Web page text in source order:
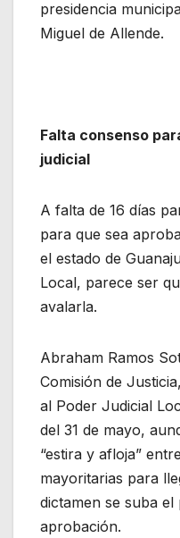
presidencia
Miguel de Allende.
Falta consenso
judicial
A falta de 16 días
para que sea
el estado de
Local, parece ser
avalarla.
Abraham Ramos
Comisión de
al Poder Judicial
del 31 de mayo,
“estira y afloja”
mayoritarias para
dictamen se suba
aprobación.